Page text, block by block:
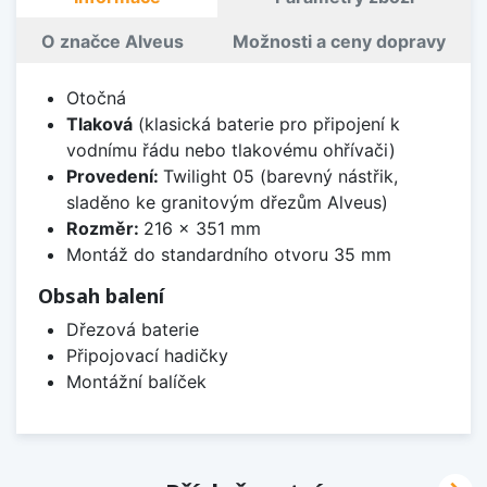
O značce Alveus Možnosti a ceny dopravy
Otočná
Tlaková(klasická baterie pro připojení k
vodnímu řádu nebo tlakovému ohřívači)
Provedení: Twilight 05 (barevný nástřik,
sladěno ke granitovým dřezům Alveus)
Rozměr: 216 x 351 mm
Montáž do standardního otvoru 35 mm
Obsah balení
Dřezová baterie
Připojovací hadičky
Montážní balíček